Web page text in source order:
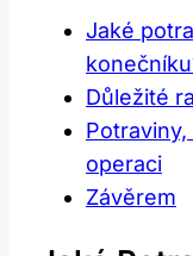
Jaké
Důležité
operaci
Závěrem